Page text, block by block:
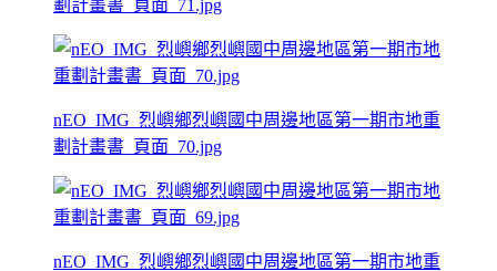
劃計畫書_頁面_71.jpg
nEO_IMG_烈嶼鄉烈嶼國中周邊地區第一期市地重
劃計畫書_頁面_70.jpg
nEO_IMG_烈嶼鄉烈嶼國中周邊地區第一期市地重